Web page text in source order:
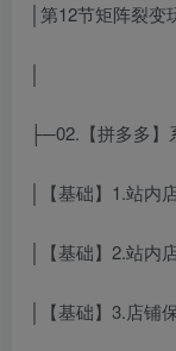
│第12节矩阵裂变
├─02.【拼多多
│【基础】1.站内
│【基础】2.站内
│【基础】3.店